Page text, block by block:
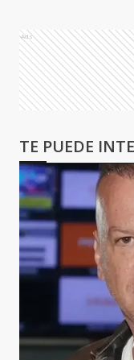
Ads
TE PUEDE